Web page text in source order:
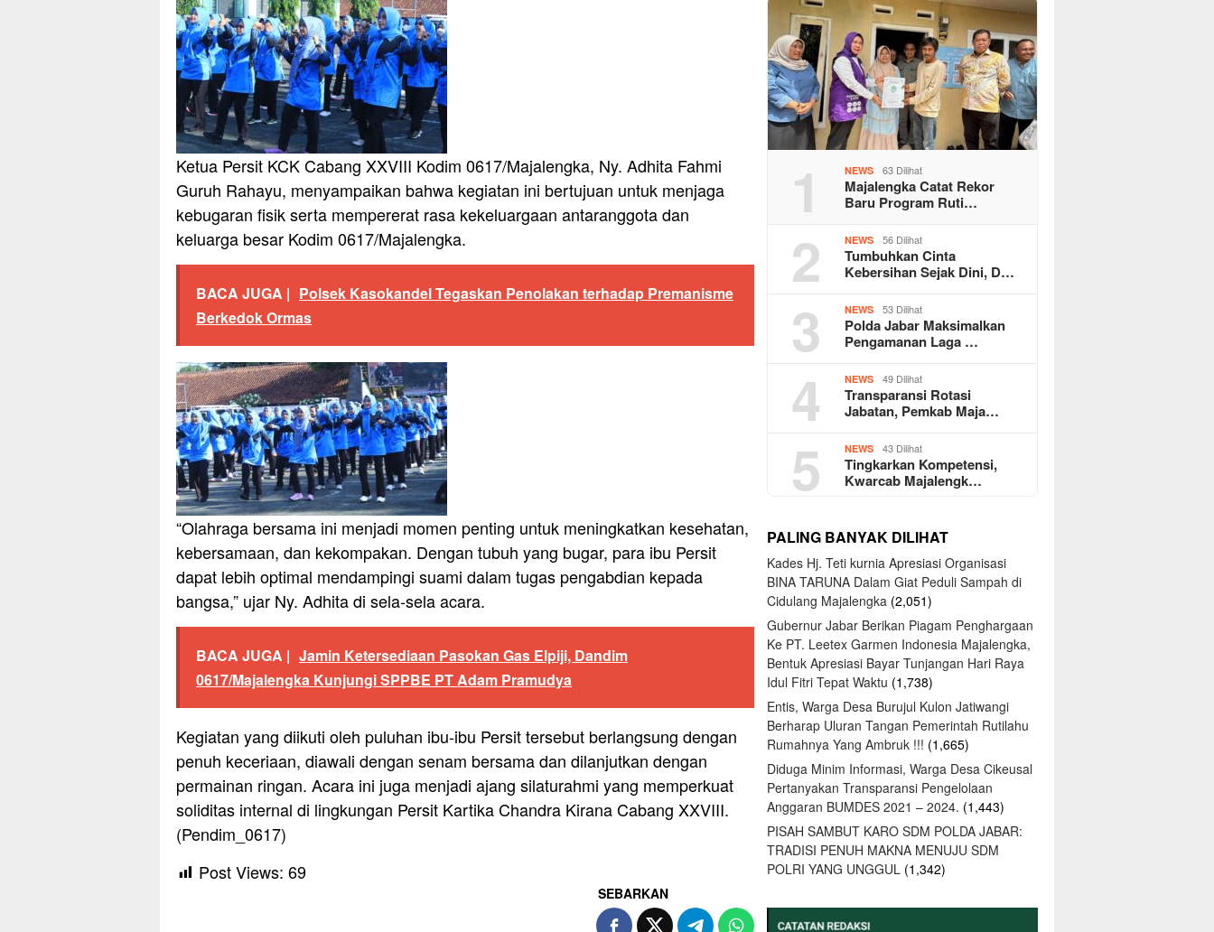
Ketua Persit KCK Cabang XXVIII Kodim 0617/Majalengka, Ny. Adhita Fahmi
Guruh Rahayu, menyampaikan bahwa kegiatan ini bertujuan untuk menjaga
kebugaran fisik serta mempererat rasa kekeluargaan antaranggota dan
keluarga besar Kodim 0617/Majalengka.
BACA JUGA | Polsek Kasokandel Tegaskan Penolakan terhadap Premanisme
Berkedok Ormas
“Olahraga bersama ini menjadi momen penting untuk meningkatkan kesehatan,
kebersamaan, dan kekompakan. Dengan tubuh yang bugar, para ibu Persit
dapat lebih optimal mendampingi suami dalam tugas pengabdian kepada
bangsa,” ujar Ny. Adhita di sela-sela acara.
BACA JUGA | Jamin Ketersediaan Pasokan Gas Elpiji, Dandim
0617/Majalengka Kunjungi SPPBE PT Adam Pramudya
Kegiatan yang diikuti oleh puluhan ibu-ibu Persit tersebut berlangsung dengan
penuh keceriaan, diawali dengan senam bersama dan dilanjutkan dengan
permainan ringan. Acara ini juga menjadi ajang silaturahmi yang memperkuat
soliditas internal di lingkungan Persit Kartika Chandra Kirana Cabang XXVIII.
(Pendim_0617)
Post Views: 69
SEBARKAN
1 NEWS 63 Dilihat
Majalengka Catat Rekor
Baru Program Ruti…
2 NEWS 56 Dilihat
Tumbuhkan Cinta
Kebersihan Sejak Dini, D…
3 NEWS 53 Dilihat
Polda Jabar Maksimalkan
Pengamanan Laga …
4 NEWS 49 Dilihat
Transparansi Rotasi
Jabatan, Pemkab Maja…
5 NEWS 43 Dilihat
Tingkarkan Kompetensi,
Kwarcab Majalengk…
PALING BANYAK DILIHAT
Kades Hj. Teti kurnia Apresiasi Organisasi
BINA TARUNA Dalam Giat Peduli Sampah di
Cidulang Majalengka (2,051)
Gubernur Jabar Berikan Piagam Penghargaan
Ke PT. Leetex Garmen Indonesia Majalengka,
Bentuk Apresiasi Bayar Tunjangan Hari Raya
Idul Fitri Tepat Waktu (1,738)
Entis, Warga Desa Burujul Kulon Jatiwangi
Berharap Uluran Tangan Pemerintah Rutilahu
Rumahnya Yang Ambruk !!! (1,665)
Diduga Minim Informasi, Warga Desa Cikeusal
Pertanyakan Transparansi Pengelolaan
Anggaran BUMDES 2021 – 2024. (1,443)
PISAH SAMBUT KARO SDM POLDA JABAR:
TRADISI PENUH MAKNA MENUJU SDM
POLRI YANG UNGGUL (1,342)